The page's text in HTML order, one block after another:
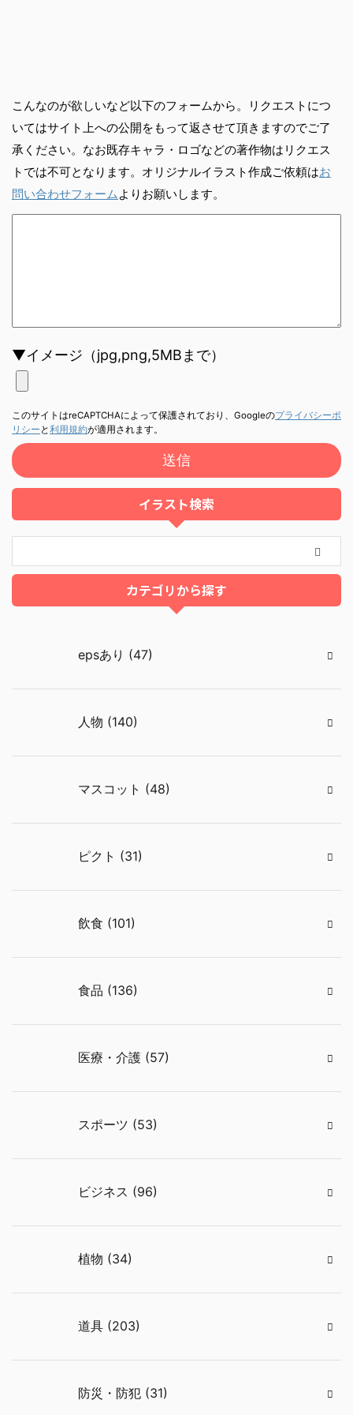
こんなのが欲しいなど以下のフォームから。リクエストにつ
いてはサイト上への公開をもって返させて頂きますのでご了
承ください。なお既存キャラ・ロゴなどの著作物はリクエス
トでは不可となります。オリジナルイラスト作成ご依頼はお
問い合わせフォーム よりお願いします。
▼イメージ（jpg,png,5MBまで）
このサイトはreCAPTCHAによって保護されており、Googleのプライバシーポ
リシー と利用規約が適用されます。
イラスト検索
カテゴリから探す
epsあり (47)
人物 (140)
マスコット (48)
ピクト (31)
飲食 (101)
食品 (136)
医療・介護 (57)
スポーツ (53)
ビジネス (96)
植物 (34)
道具 (203)
防災・防犯 (31)